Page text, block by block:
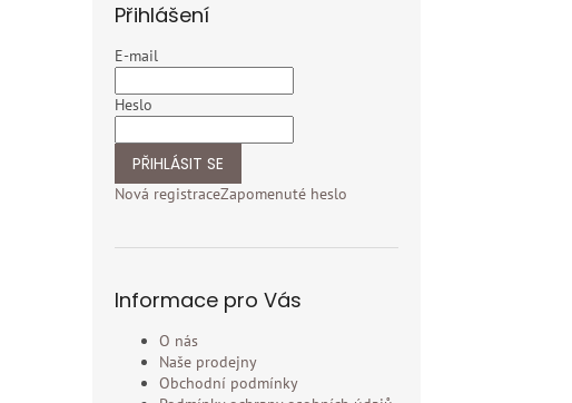
Přihlášení
E-mail
Heslo
PŘIHLÁSIT SE
Nová registraceZapomenuté heslo
Informace pro Vás
O nás
Naše prodejny
Obchodní podmínky